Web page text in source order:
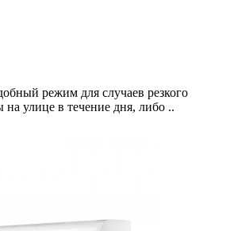
режим для случаев резкого
на улице в течение дня, либо ..